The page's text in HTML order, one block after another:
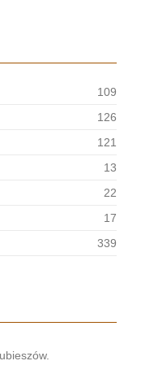
109
126
121
13
22
17
339